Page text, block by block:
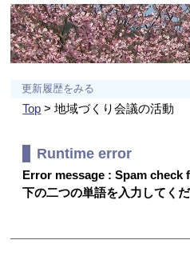
更新履歴をみる
Top > 地域づくり会議の活動
Runtime error
Error message : Spam
下の二つの単語を入力してく